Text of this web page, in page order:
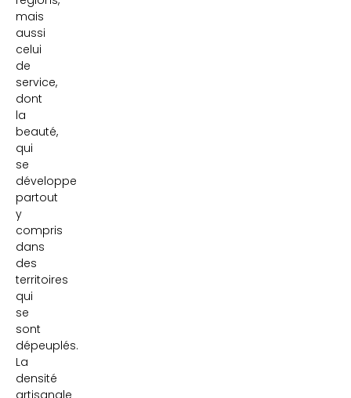
mais
aussi
celui
de
service,
dont
la
beauté,
qui
se
développe
partout
y
compris
dans
des
territoires
qui
se
sont
dépeuplés.
La
densité
artisanale